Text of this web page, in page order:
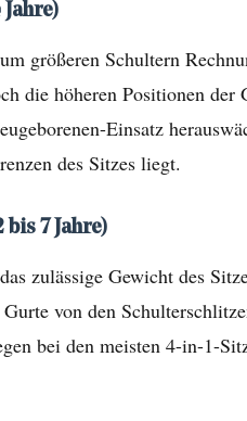
größeren Schultern
die höheren Positionen
Einsatz
des Sitzes liegt.
7 Jahre)
zulässige Gewicht des
von den
bei den meisten 4-in-1-